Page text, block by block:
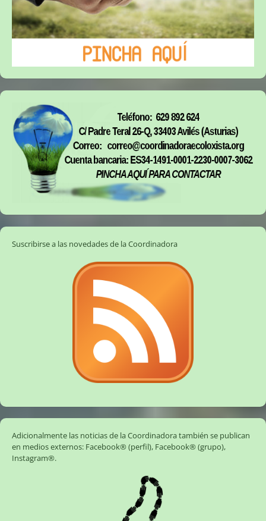
Suscribirse a las novedades de la Coordinadora
Adicionalmente las noticias de la Coordinadora también se publican
en medios externos: Facebook® (perfil), Facebook® (grupo),
Instagram®.